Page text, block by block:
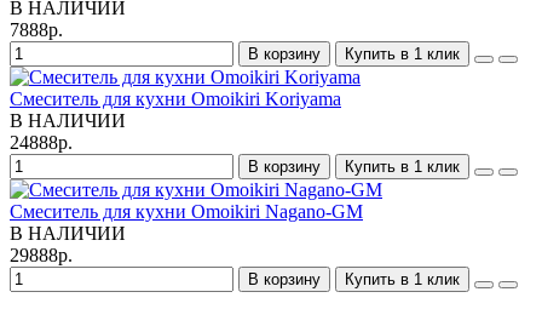
В НАЛИЧИИ
7888р.
В корзину Купить в 1 клик
Смеситель для кухни Omoikiri Koriyama
В НАЛИЧИИ
24888р.
В корзину Купить в 1 клик
Смеситель для кухни Omoikiri Nagano-GM
В НАЛИЧИИ
29888р.
В корзину Купить в 1 клик